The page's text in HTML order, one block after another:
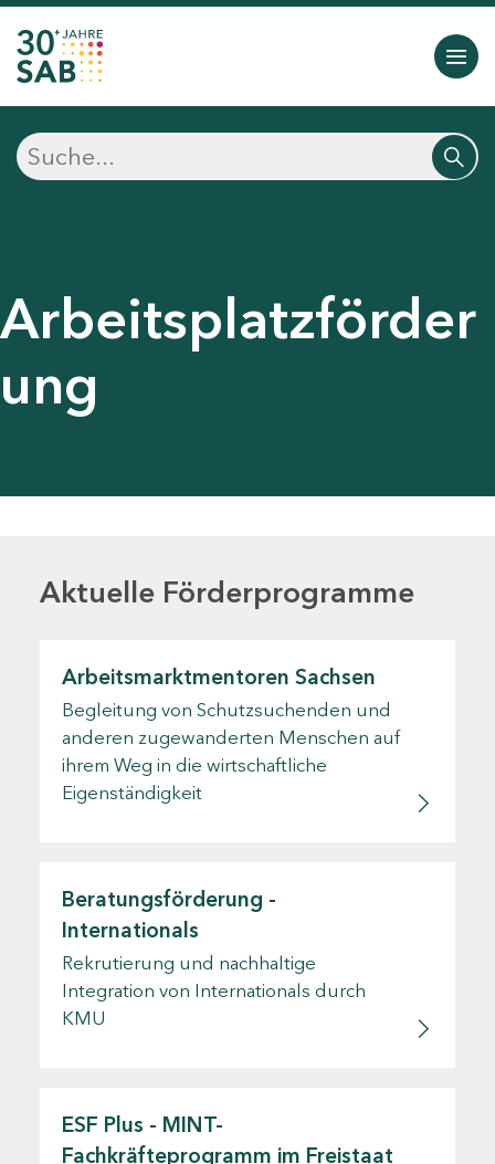
Arbeitsplatzförder
ung
Aktuelle Förderprogramme
Arbeitsmarktmentoren Sachsen
Begleitung von Schutzsuchenden und
anderen zugewanderten Menschen auf
ihrem Weg in die wirtschaftliche
Eigenständigkeit
Beratungsförderung -
Internationals
Rekrutierung und nachhaltige
Integration von Internationals durch
KMU
ESF Plus - MINT-
Fachkräfteprogramm im Freistaat